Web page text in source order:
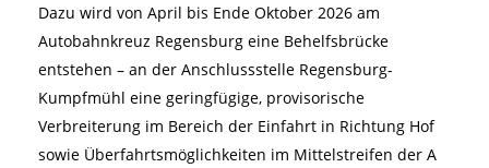
Dazu wird von April bis Ende Oktober 2026 am
Autobahnkreuz Regensburg eine Behelfsbrücke
entstehen – an der Anschlussstelle Regensburg-
Kumpfmühl eine geringfügige, provisorische
Verbreiterung im Bereich der Einfahrt in Richtung Hof
sowie Überfahrtsmöglichkeiten im Mittelstreifen der A